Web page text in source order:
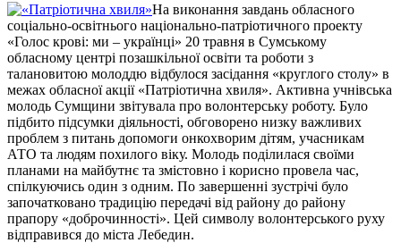
На виконання завдань обласного
соціально-освітнього національно-патріотичного проекту
«Голос крові: ми – українці» 20 травня в Сумському
обласному центрі позашкільної освіти та роботи з
талановитою молоддю відбулося засідання «круглого столу» в
межах обласної акції «Патріотична хвиля». Активна учнівська
молодь Сумщини звітувала про волонтерську роботу. Було
підбито підсумки діяльності, обговорено низку важливих
проблем з питань допомоги онкохворим дітям, учасникам
АТО та людям похилого віку. Молодь поділилася своїми
планами на майбутнє та змістовно і корисно провела час,
спілкуючись один з одним. По завершенні зустрічі було
започатковано традицію передачі від району до району
прапору «доброчинності». Цей символу волонтерського руху
відправився до міста Лебедин.